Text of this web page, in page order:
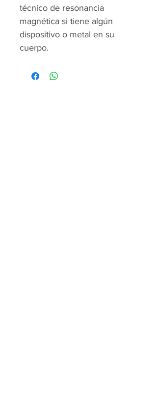
técnico de resonancia
magnética si tiene algún
dispositivo o metal en su
cuerpo.